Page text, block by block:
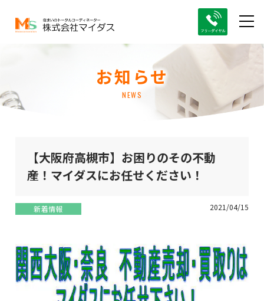
お知らせ
NEWS
【大阪府高槻市】お困りのその不動
産！マイダスにお任せください！
新着情報 2021/04/15